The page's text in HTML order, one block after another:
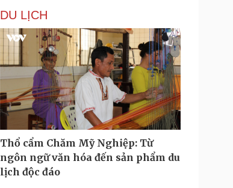
DU LỊCH
Thổ cẩm Chăm Mỹ Nghiệp: Từ
ngôn ngữ văn hóa đến sản phẩm du
lịch độc đáo